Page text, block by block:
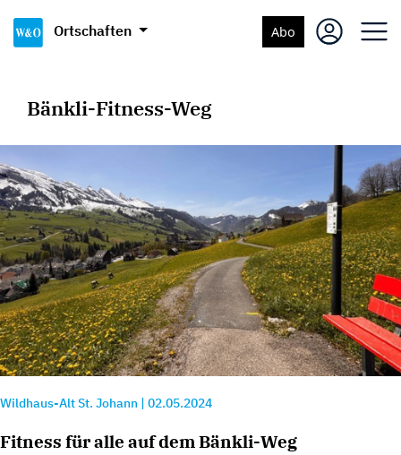
Ortschaften Abo
Bänkli-Fitness-Weg
Wildhaus-Alt St. Johann 02.05.2024
Fitness für alle auf dem Bänkli-Weg